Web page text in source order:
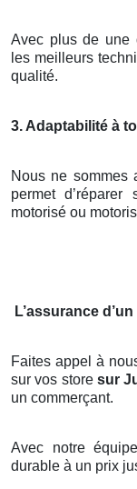
Avec plus de une
les meilleurs
qualité.
3. Adaptabilité à
Nous ne sommes
permet
motorisé ou
L’assurance
Faites appel à
sur vos store sur
un commerçant.
Avec notre
durable à un prix